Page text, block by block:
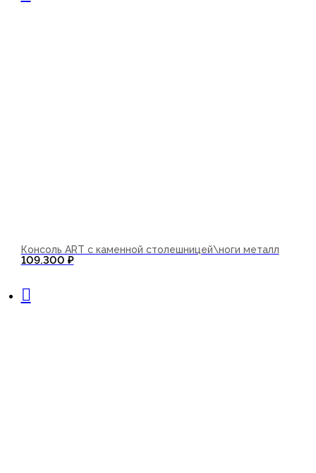
Консоль ART с каменной столешницей\ноги металл
109.300 ₽